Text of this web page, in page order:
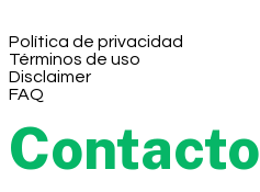
Política de privacidad
Términos de uso
Disclaimer
FAQ
Contacto